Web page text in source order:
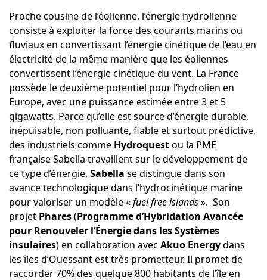
Proche cousine de l’éolienne, l’énergie hydrolienne
consiste à exploiter la force des courants marins ou
fluviaux en convertissant l’énergie cinétique de l’eau en
électricité de la même manière que les éoliennes
convertissent l’énergie cinétique du vent. La France
possède le deuxième potentiel pour l’hydrolien en
Europe, avec une puissance estimée entre 3 et 5
gigawatts. Parce qu’elle est source d’énergie durable,
inépuisable, non polluante, fiable et surtout prédictive,
des industriels comme Hydroquestou la PME
françaiseSabella travaillent sur le développement de
ce type d’énergie. Sabella se distingue dans son
avance technologique dans l’hydrocinétique marine
pour valoriser un modèle «fuel free islands». Son
projet Phares(Programme d’Hybridation Avancée
pour Renouveler l’Énergie dans les Systèmes
insulaires) en collaboration avec Akuo Energydans
les îles d’Ouessant est très prometteur. Il promet de
raccorder 70% des quelque 800 habitants de l’île en